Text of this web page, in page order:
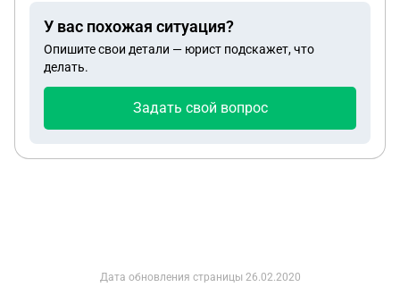
У вас похожая ситуация?
Опишите свои детали — юрист подскажет, что
делать.
Задать свой вопрос
Дата обновления страницы 26.02.2020